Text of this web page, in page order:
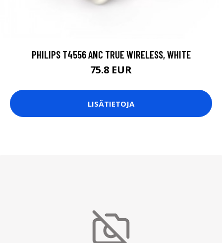
PHILIPS T4556 ANC TRUE WIRELESS, WHITE
75.8 EUR
LISÄTIETOJA